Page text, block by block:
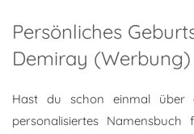
Persönliches
Demiray (Werbung)
Hast du schon einmal über
personalisiertes